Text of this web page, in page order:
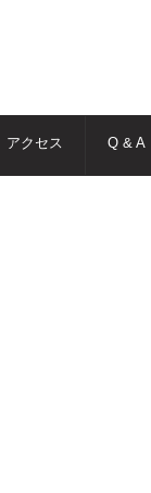
アクセス Q & A